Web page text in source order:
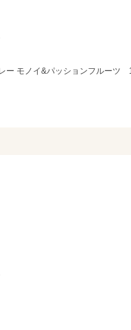
ー モノイ&パッションフルー